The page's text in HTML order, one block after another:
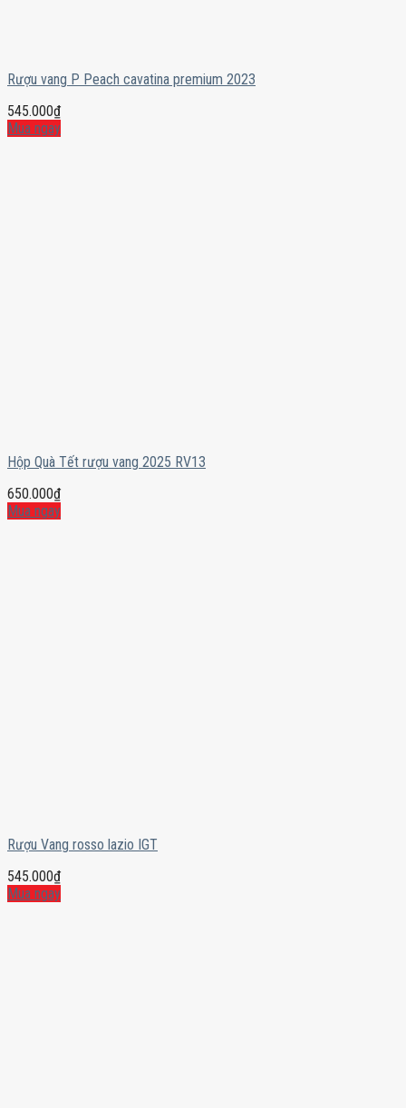
Rượu vang P Peach cavatina premium 2023
545.000₫
Mua ngay
Hộp Quà Tết rượu vang 2025 RV13
650.000₫
Mua ngay
Rượu Vang rosso lazio IGT
545.000₫
Mua ngay